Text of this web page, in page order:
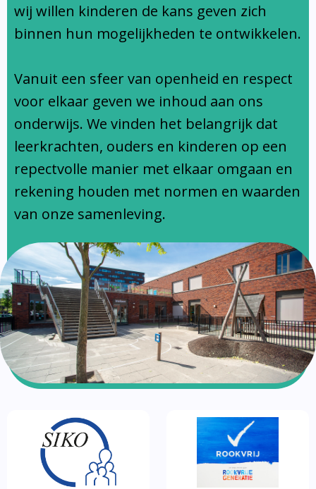
Ondersteuningsprofiel
wij willen kinderen de kans geven zich
binnen hun mogelijkheden te ontwikkelen.
Vanuit een sfeer van openheid en respect
voor elkaar geven we inhoud aan ons
onderwijs. We vinden het belangrijk dat
leerkrachten, ouders en kinderen op een
repectvolle manier met elkaar omgaan en
rekening houden met normen en waarden
van onze samenleving.